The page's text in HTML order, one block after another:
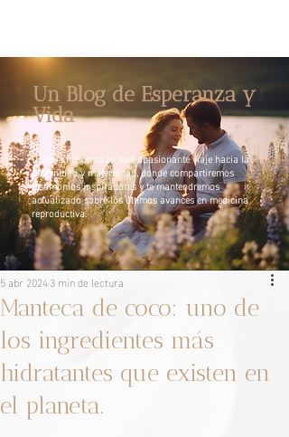
Un Blog de Esperanza y
Vida
Únete a nosotros en este apasionante viaje hacia la
paternidad y maternidad, donde compartiremos
testimonios inspiradores y te mantendremos
actualizado sobre los últimos avances en medicina
reproductiva.
Manteca de coco: uno de
los ingredientes más
hidratantes que existen en
el planeta.
5 abr 20243 min de lectura